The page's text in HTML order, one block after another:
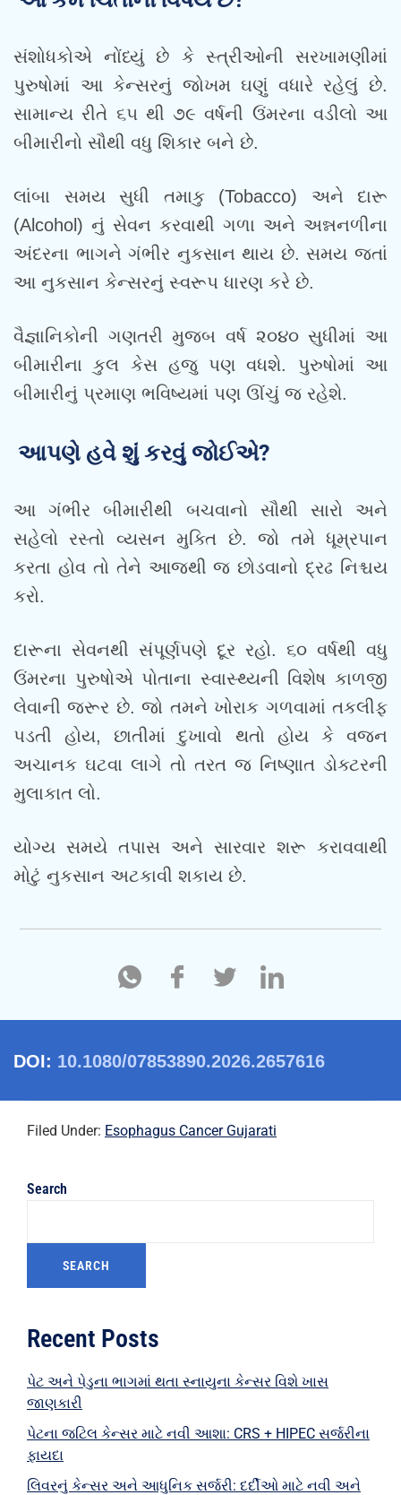
સંશોધકોએ નોંધ્યું છે કે સ્ત્રીઓની સરખામણીમાં
પુરુષોમાં આ કેન્સરનું જોખમ ઘણું વધારે રહેલું છે.
સામાન્ય રીતે ૬૫ થી ૭૯ વર્ષની ઉંમરના વડીલો આ
બીમારીનો સૌથી વધુ શિકાર બને છે.
લાંબા સમય સુધી તમાકુ (Tobacco) અને દારૂ
(Alcohol) નું સેવન કરવાથી ગળા અને અન્નનળીના
અંદરના ભાગને ગંભીર નુકસાન થાય છે. સમય જતાં
આ નુકસાન કેન્સરનું સ્વરૂપ ધારણ કરે છે.
વૈજ્ઞાનિકોની ગણતરી મુજબ વર્ષ ૨૦૪૦ સુધીમાં આ
બીમારીના કુલ કેસ હજુ પણ વધશે. પુરુષોમાં આ
બીમારીનું પ્રમાણ ભવિષ્યમાં પણ ઊંચું જ રહેશે.
આપણે હવે શું કરવું જોઈએ?
આ ગંભીર બીમારીથી બચવાનો સૌથી સારો અને
સહેલો રસ્તો વ્યસન મુક્તિ છે. જો તમે ધૂમ્રપાન
કરતા હોવ તો તેને આજથી જ છોડવાનો દ્રઢ નિશ્ચય
કરો.
દારૂના સેવનથી સંપૂર્ણપણે દૂર રહો. ૬૦ વર્ષથી વધુ
ઉંમરના પુરુષોએ પોતાના સ્વાસ્થ્યની વિશેષ કાળજી
લેવાની જરૂર છે. જો તમને ખોરાક ગળવામાં તકલીફ
પડતી હોય, છાતીમાં દુખાવો થતો હોય કે વજન
અચાનક ઘટવા લાગે તો તરત જ નિષ્ણાત ડોક્ટરની
મુલાકાત લો.
યોગ્ય સમયે તપાસ અને સારવાર શરૂ કરાવવાથી
મોટું નુકસાન અટકાવી શકાય છે.
DOI: 10.1080/07853890.2026.2657616
Filed Under: Esophagus Cancer Gujarati
Search
SEARCH
Recent Posts
પેટ અને પેડુના ભાગમાં થતા સ્નાયુના કેન્સર વિશે ખાસ
જાણકારી
પેટના જટિલ કેન્સર માટે નવી આશા: CRS + HIPEC સર્જરીના
ફાયદા
લિવરનું કેન્સર અને આધુનિક સર્જરી: દર્દીઓ માટે નવી અને